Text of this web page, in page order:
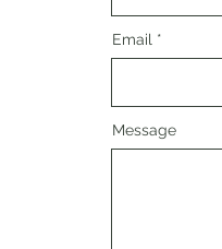
Email
Message